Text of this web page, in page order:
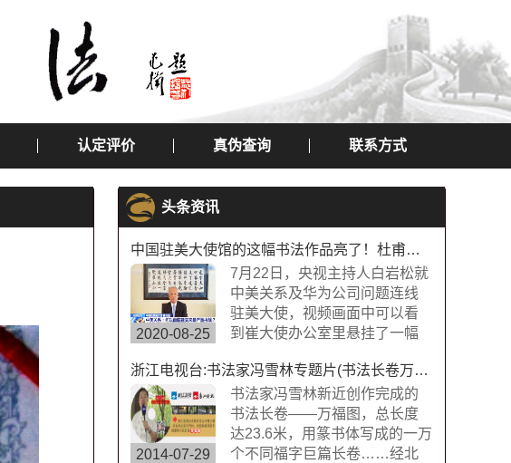
认定评价 真伪查询 联系方式
头条资讯
中国驻美大使馆的这幅书法作品亮了！杜甫望岳书法作品
2020-08-25
7月22日，央视主持人白岩松就
中美关系及华为公司问题连线
驻美大使，视频画面中可以看
到崔大使办公室里悬挂了一幅
甫的《望岳》，极具内涵，这
幅作品的书法字体是典型欧体
楷书，方圆兼备、严谨工整、
挺劲险峻。
浙江电视台:书法家冯雪林专题片(书法长卷万福图)
2014-07-29
书法家冯雪林新近创作完成的
书法长卷——万福图，总长度
达23.6米，用篆书体写成的一万
个不同福字巨篇长卷……经北